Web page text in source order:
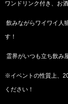
ワンドリンク付き、お
飲みながらワイワイ人
す！
霊界がいつも立ち飲み
※イベントの性質上、
ください！